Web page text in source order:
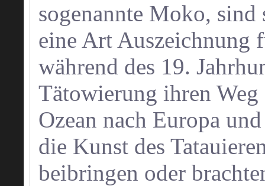
sogenannte Moko,
eine Art Auszeichnung
während des 19.
Tätowierung ihren Weg
Ozean nach Europa
die Kunst des
beibringen oder